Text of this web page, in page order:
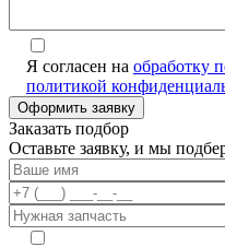
Я согласен на обработку
политикой
Заказать подбор
Оставьте заявку, и мы